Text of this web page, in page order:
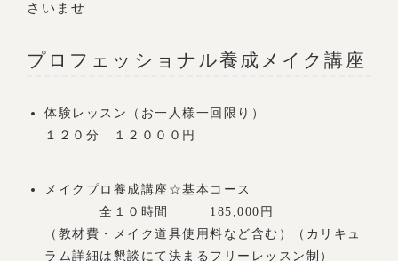
さいませ
プロフェッショナル養成メイク講座
体験レッスン（お一人様一回限り）
１２０分 １２０００円
メイクプロ養成講座☆基本コース
全１０時間 185,000円
（教材費・メイク道具使用料など含む）（カリキュ
ラム詳細は懇談にて決まるフリーレッスン制）